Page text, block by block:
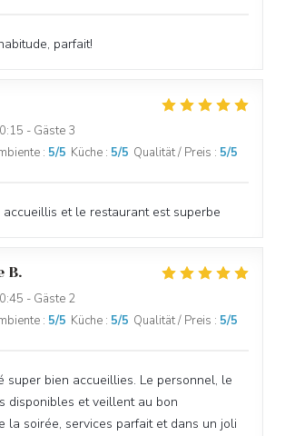
parfait!
- Gäste 3
: 5/5 Küche : 5/5 Qualität / Preis : 5/5
accueillis et le restaurant est superbe
B
- Gäste 2
: 5/5 Küche : 5/5 Qualität / Preis : 5/5
super bien accueillies. Le personnel, le
disponibles et veillent au bon
la soirée, services parfait et dans un joli